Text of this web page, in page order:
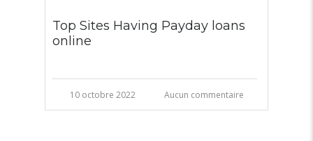
Top Sites Having Payday loans
online
10 octobre 2022 Aucun commentaire